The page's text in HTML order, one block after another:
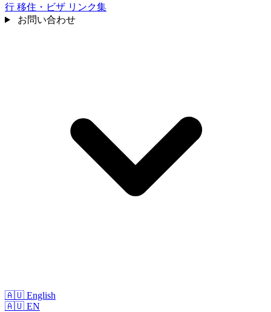
行 移住・ビザ リンク集
お問い合わせ
🇦🇺 English
🇦🇺 EN